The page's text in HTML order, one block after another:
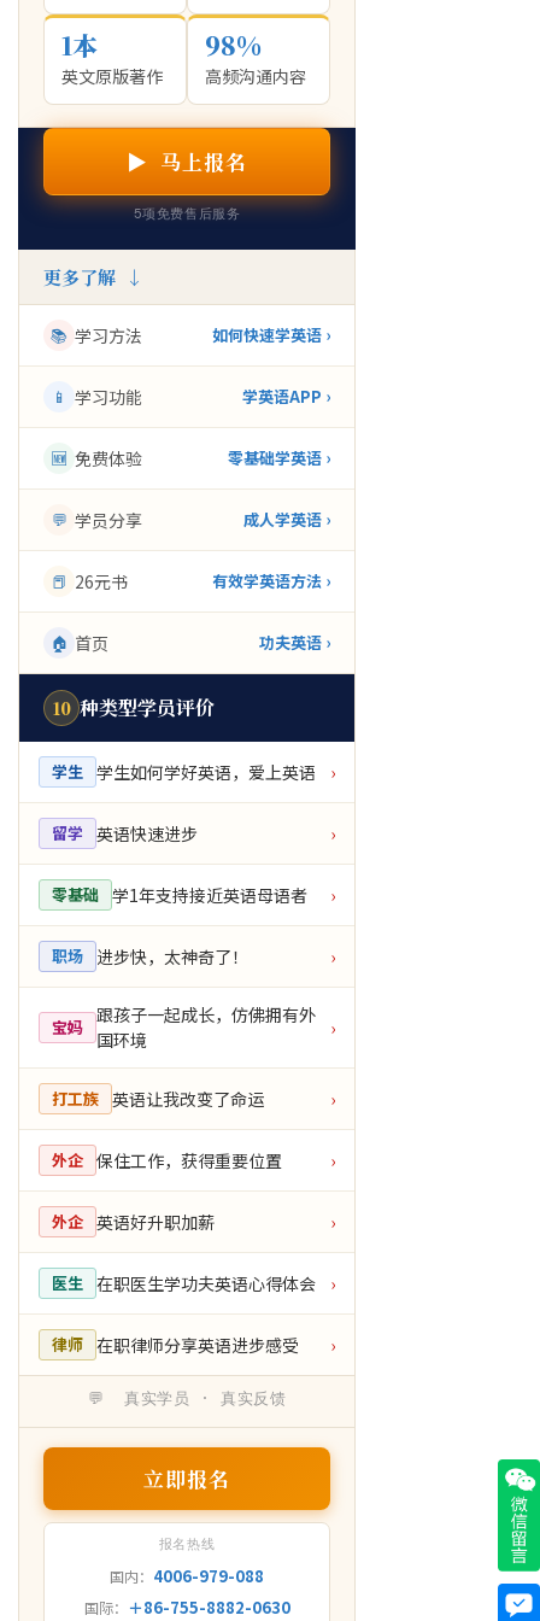
1本
英文原版著作
98%
高频沟通内容
▶ 马上报名
5项免费售后服务
更多了解 ↓
📚 学习方法 如何快速学英语 ›
📱 学习功能 学英语APP ›
🆕 免费体验 零基础学英语 ›
💬 学员分享 成人学英语 ›
📕 26元书 有效学英语方法 ›
🏠 首页 功夫英语 ›
10 种类型学员评价
学生 学生如何学好英语，爱上英语 ›
留学 英语快速进步 ›
零基础 学1年支持接近英语母语者 ›
职场 进步快，太神奇了！ ›
宝妈
跟孩子一起成长，仿佛拥有外
国环境
›
打工族 英语让我改变了命运 ›
外企 保住工作，获得重要位置 ›
外企 英语好升职加薪 ›
医生 在职医生学功夫英语心得体会 ›
律师 在职律师分享英语进步感受 ›
💬 真实学员 · 真实反馈
立即报名
报名热线
国内： 4006-979-088
国际： ＋86-755-8882-0630